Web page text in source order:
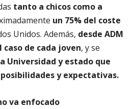
tanto a chicos como a
un 75% del coste
Unidos. Además, desde ADM
de cada joven, y se
Universidad y estado que
y expectativas.
va enfocado